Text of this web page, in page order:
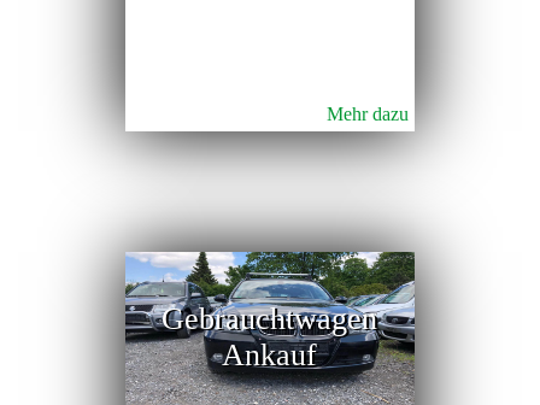
Mehr dazu
Gebrauchtwagen
Ankauf